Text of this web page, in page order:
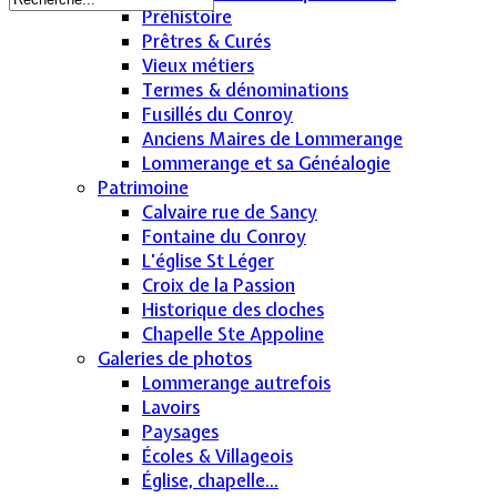
Préhistoire
Prêtres & Curés
Vieux métiers
Termes & dénominations
Fusillés du Conroy
Anciens Maires de Lommerange
Lommerange et sa Généalogie
Patrimoine
Calvaire rue de Sancy
Fontaine du Conroy
L'église St Léger
Croix de la Passion
Historique des cloches
Chapelle Ste Appoline
Galeries de photos
Lommerange autrefois
Lavoirs
Paysages
Écoles & Villageois
Église, chapelle...